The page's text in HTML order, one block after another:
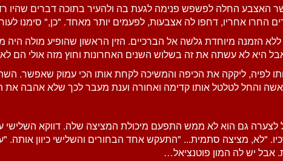
האצבע החלה לפשפש פנימה לגעת בה ולהעיר בתוכה דברים
אחריו, דחפו לה אצבעות, לפעמים יותר מאחד. "כן," סימנו
הזמנה מיוחדת גלשה אל הברכיים. הזין הראשון שהופיע מולה היה
היא לא עשתה את זה בשלוש השנים האחרונות וחוץ מזה אולי הם לא
אותו לפיה, ליקקה את הכיפה והמשיכה לקחת אותו הכי עמוק
והחל לטלטל אותו קדימה ואחורה וענת מעבר לכך שלא אהבה את
לצערה גם הוא לא ממש התפעם מיכולת המציצה שלה. דווקא
"לא, מציצה סתמית... "התעקש אחד הבחורים והשלישי כיוון אותה.
אבל יש לה המון פוטנציאל…